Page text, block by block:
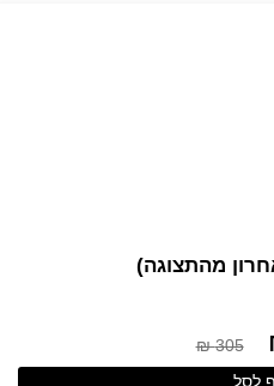
מהתצוגה)
305 ₪
לסל